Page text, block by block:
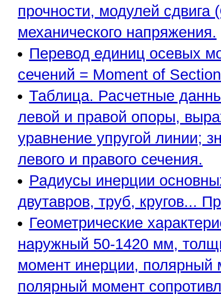
прочности, модулей
механического напряжения.
Перевод единиц осевых
сечений = Moment of
Таблица. Расчетные
левой и правой опоры,
уравнение упругой линии;
левого и правого сечения.
Радиусы инерции
двутавров, труб, кругов...
Геометрические
наружный 50-1420 мм,
момент инерции, полярный
полярный момент